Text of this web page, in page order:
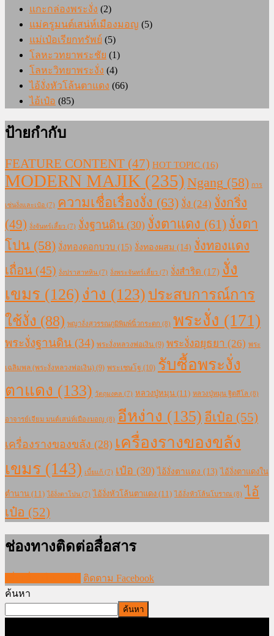
แกะกล่องพระงั่ง (2)
แม่ครูมนต์เสน่ห์เมืองมอญ (5)
แม่เป๋อเรียกทรัพย์ (5)
โลหะวทยาพระชัย (1)
โลหะวิทยาพระงั่ง (4)
ไอ้งั่งหัวโล้นตาแดง (66)
ไอ้เป๋อ (85)
ป้ายกำกับ
FEATURE CONTENT (47) HOT TOPIC (16)
MODERN MAJIK (235) Ngang (58) การ
เซ่นงั่งและเป๋อ (7) ความเชื่อเรื่องงั่ง (63) งั่ง (24) งั่งกริ่ง
(49) งั่งจันทร์เสี้ยว (7) งั่งฐานดิน (30) งั่งตาแดง (61) งั่งตา
โปน (58) งั่งทองดอกบวบ (15) งั่งทองผสม (14) งั่งทองแดง
เถื่อน (45) งั่งปราสาทหิน (7) งั่งพระจันทร์เสี้ยว (7) งั่งสำริด (17) งั่ง
เขมร (126) ง่าง (123) ประสบการณ์การ
ใช้งั่ง (88) พญางั่งสุวรรณภูมิพิมพ์นิ้วกระดก (8) พระงั่ง (171)
พระงั่งฐานดิน (34) พระงั่งหลวงพ่อเงิน (9) พระงั่งอยุธยา (26) พระ
เฉลิมพล (พระงั่งหลวงพ่อเงิน) (9) พระเชษโฐ (10) รับซื้อพระงั่ง
ตาแดง (133) วัตถุมงคล (7) หลวงปู่หมุน (11) หลวงปู่หมุน ฐิตสีโล (8)
อาจารย์เจียม มนต์เสน่ห์เมืองมอญ (8) อีหง่าง (135) อีเป๋อ (55)
เครื่องรางของขลัง (28) เครื่องรางของขลัง
เขมร (143) เบี้ยแก้ (7) เป๋อ (30) ไอ้งั่งตาแดง (13) ไอ้งั่งตาแดงใน
ตำนาน (11) ไอ้งั่งตาโปน (7) ไอ้งั่งหัวโล้นตาแดง (11) ไอ้งั่งหัวโล้นโบราณ (8) ไอ้
เป๋อ (52)
ช่องทางติดต่อสื่อสาร
ติดตาม Facebook
ค้นหา
ค้นหา